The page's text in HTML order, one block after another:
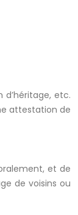
etc.
attestation de
et de
de voisins ou